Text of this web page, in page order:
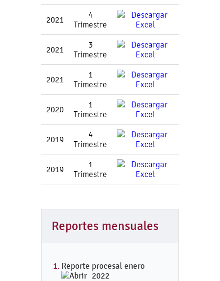
2021
4
Trimestre
2021
3
Trimestre
2021
1
Trimestre
2020
1
Trimestre
2019
4
Trimestre
2019
1
Trimestre
Reportes mensuales
Reporte procesal enero
2022